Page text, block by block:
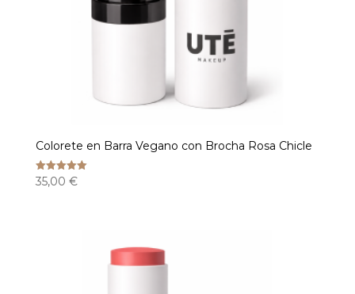
Colorete en Barra Vegano con Brocha Rosa Chicle
Valorado
con
35,00 €